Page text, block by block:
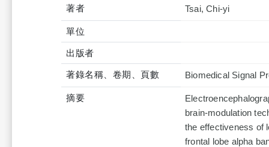
著者 Tsai, Chi-yi
單位
出版者
著錄名稱、卷期、頁數 Biomedical Signal
摘要
brain-modulation
the effectiveness of
frontal lobe alpha